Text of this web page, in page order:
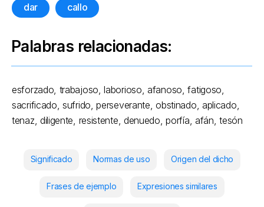
dar callo
Palabras relacionadas:
esforzado, trabajoso, laborioso, afanoso, fatigoso,
sacrificado, sufrido, perseverante, obstinado, aplicado,
tenaz, diligente, resistente, denuedo, porfía, afán, tesón
Significado Normas de uso Origen del dicho
Frases de ejemplo Expresiones similares